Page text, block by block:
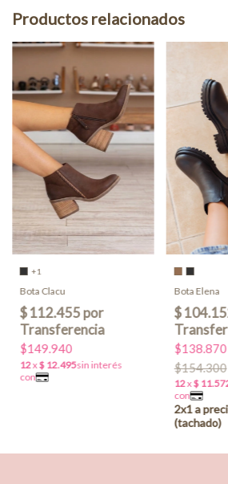
Productos relacionados
+1
Bota Clacu
$149.940
Bota Elena
$138.870
$154.300